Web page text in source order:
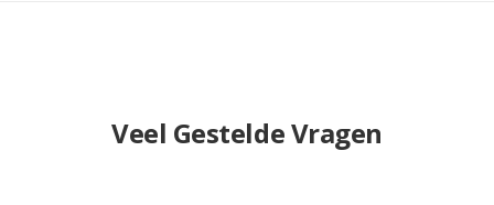
Veel Gestelde Vragen